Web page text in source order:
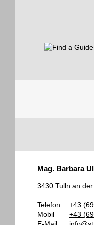
Guides
Mag. Barbara
3430 Tulln an
Telefon
+43
Mobil
+43